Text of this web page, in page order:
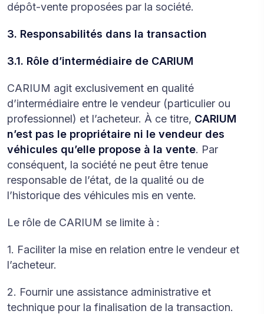
dépôt-vente proposées par la société.
3. Responsabilités dans la transaction
3.1. Rôle d’intermédiaire de CARIUM
CARIUM agit exclusivement en qualité
d’intermédiaire entre le vendeur (particulier ou
professionnel) et l’acheteur. À ce titre, CARIUM
n’est pas le propriétaire ni le vendeur des
véhicules qu’elle propose à la vente. Par
conséquent, la société ne peut être tenue
responsable de l’état, de la qualité ou de
l’historique des véhicules mis en vente.
Le rôle de CARIUM se limite à :
1. Faciliter la mise en relation entre le vendeur et
l’acheteur.
2. Fournir une assistance administrative et
technique pour la finalisation de la transaction.